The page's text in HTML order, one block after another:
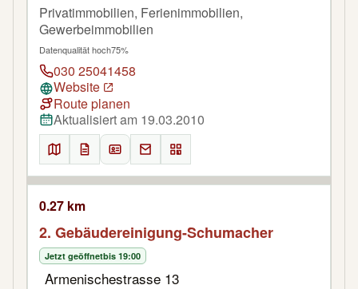
Privatimmobilien, Ferienimmobilien,
Gewerbeimmobilien
Datenqualität hoch75%
030 25041458
Website
Route planen
Aktualisiert am 19.03.2010
0.27 km
2. Gebäudereinigung-Schumacher
Jetzt geöffnetbis 19:00
Armenischestrasse 13